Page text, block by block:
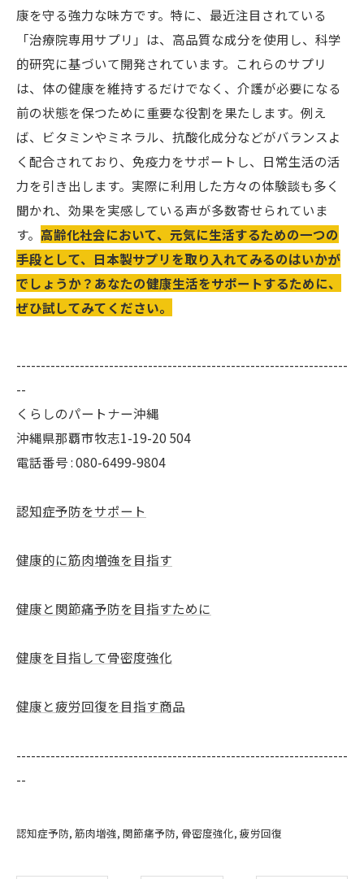
康を守る強力な味方です。特に、最近注目されている
「治療院専用サプリ」は、高品質な成分を使用し、科学
的研究に基づいて開発されています。これらのサプリ
は、体の健康を維持するだけでなく、介護が必要になる
前の状態を保つために重要な役割を果たします。例え
ば、ビタミンやミネラル、抗酸化成分などがバランスよ
く配合されており、免疫力をサポートし、日常生活の活
力を引き出します。実際に利用した方々の体験談も多く
聞かれ、効果を実感している声が多数寄せられていま
す。 高齢化社会において、元気に生活するための一つの
手段として、日本製サプリを取り入れてみるのはいかが
でしょうか？あなたの健康生活をサポートするために、
ぜひ試してみてください。
--------------------------------------------------------------------
--
くらしのパートナー沖縄
沖縄県那覇市牧志1-19-20 504
電話番号 : 080-6499-9804
認知症予防をサポート
健康的に筋肉増強を目指す
健康と関節痛予防を目指すために
健康を目指して骨密度強化
健康と疲労回復を目指す商品
--------------------------------------------------------------------
--
認知症予防 筋肉増強 関節痛予防 骨密度強化 疲労回復